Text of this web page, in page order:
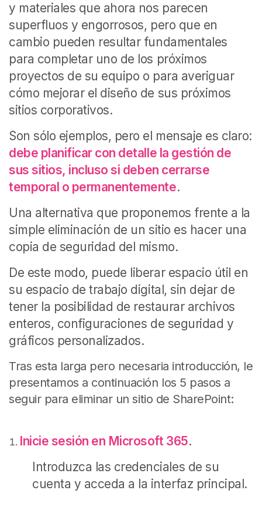
y materiales que ahora nos parecen
superfluos y engorrosos, pero que en
cambio pueden resultar fundamentales
para completar uno de los próximos
proyectos de su equipo o para averiguar
cómo mejorar el diseño de sus próximos
sitios corporativos.
Son sólo ejemplos, pero el mensaje es claro:
debe planificar con detalle la gestión de
sus sitios, incluso si deben cerrarse
temporal o permanentemente.
Una alternativa que proponemos frente a la
simple eliminación de un sitio es hacer una
copia de seguridad del mismo.
De este modo, puede liberar espacio útil en
su espacio de trabajo digital, sin dejar de
tener la posibilidad de restaurar archivos
enteros, configuraciones de seguridad y
gráficos personalizados.
Tras esta larga pero necesaria introducción, le
presentamos a continuación los 5 pasos a
seguir para eliminar un sitio de SharePoint:
Inicie sesión en Microsoft 365.
Introduzca las credenciales de su
cuenta y acceda a la interfaz principal.